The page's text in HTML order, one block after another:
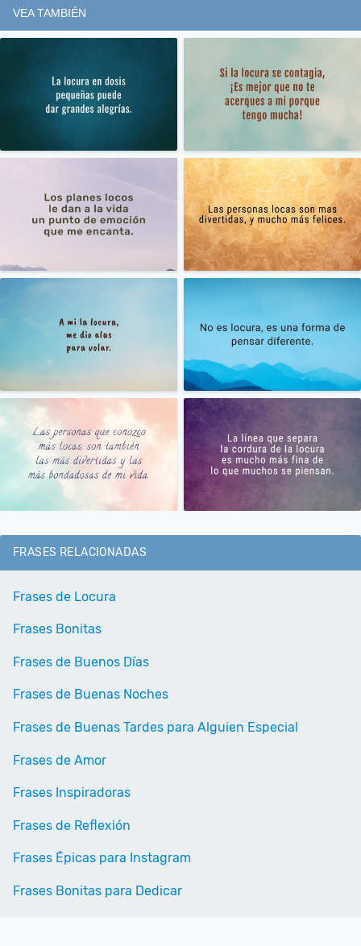
VEA TAMBIÉN
FRASES RELACIONADAS
Frases de Locura
Frases Bonitas
Frases de Buenos Días
Frases de Buenas Noches
Frases de Buenas Tardes para Alguien Especial
Frases de Amor
Frases Inspiradoras
Frases de Reflexión
Frases Épicas para Instagram
Frases Bonitas para Dedicar